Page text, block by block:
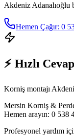
Akdeniz Adanalıoğlu
Hemen Çağır: 0
⚡ Hızlı Cevap
Korniş montajı
Mersin Korniş &
Hemen arayın: 0 538
Profesyonel yardım